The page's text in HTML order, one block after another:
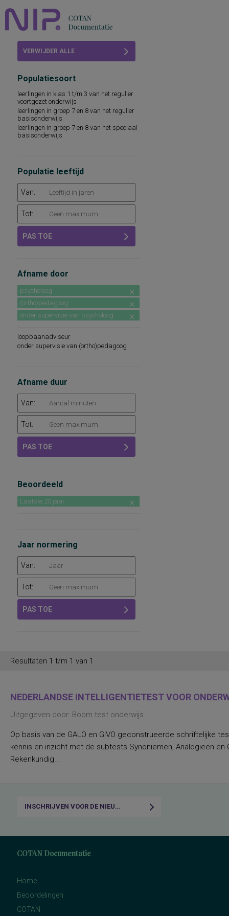
Abonneren
FAQ
VERWIJDER ALLE
Populatiesoort
leerlingen in klas 1 t/m 3 van het regulier
voortgezet onderwijs
leerlingen in groep 7 en 8 van het regulier
basisonderwijs
leerlingen in groep 7 en 8 van het speciaal
basisonderwijs
Populatie leeftijd
Van:
Tot:
PAS TOE
Afname door
psycholoog
(ortho)pedagoog
onder supervisie van psycholoog
loopbaanadviseur
onder supervisie van (ortho)pedagoog
Afname duur
Van:
Tot:
PAS TOE
Beoordeeld
Laatste 20 jaar
Jaar normering
Van:
Tot:
PAS TOE
Resultaten 1 t/m 1 van 1
NEDERLANDSE INTELLIGENTIETEST VOOR
Uitgegeven door: Boom test onderwijs
Op basis van de GALO en GIVO geconstrueerde schriftelijke
kennis en inzicht met de subtests Synoniemen, Analogieën
Rekenkundig...
INSCHRIJVEN VOOR DE NIEUWSBRIEF
COTAN Documentatie
Home
Beoordelingen
COTAN